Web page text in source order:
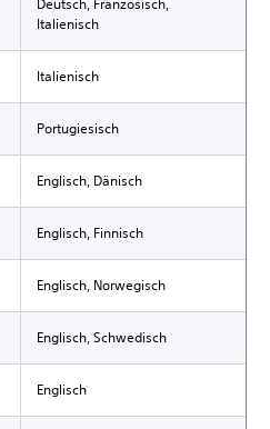
Deutsch, Französisch,
Italienisch
Italienisch
Portugiesisch
Englisch, Dänisch
Englisch, Finnisch
Englisch, Norwegisch
Englisch, Schwedisch
Englisch